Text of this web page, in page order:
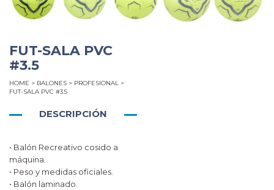
FUT-SALA PVC
#3.5
HOME > BALONES > PROFESIONAL >
FUT-SALA PVC #3.5
DESCRIPCIÓN
• Balón Recreativo cosido a
máquina.
• Peso y medidas oficiales.
• Balón laminado.